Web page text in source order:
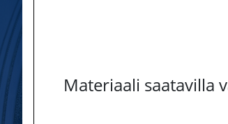
Materiaali saatavilla